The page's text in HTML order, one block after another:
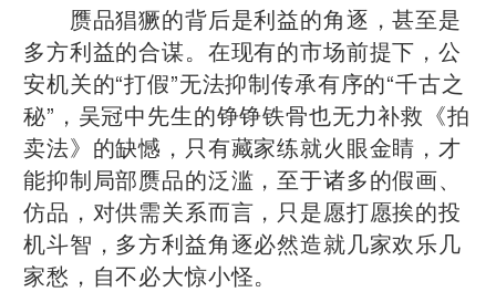
赝品猖獗的背后是利益的角逐，甚至是
多方利益的合谋。在现有的市场前提下，公
安机关的“打假”无法抑制传承有序的“千古之
秘”，吴冠中先生的铮铮铁骨也无力补救《拍
卖法》的缺憾，只有藏家练就火眼金睛，才
能抑制局部赝品的泛滥，至于诸多的假画、
仿品，对供需关系而言，只是愿打愿挨的投
机斗智，多方利益角逐必然造就几家欢乐几
家愁，自不必大惊小怪。